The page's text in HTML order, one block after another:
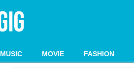
MUSIC MOVIE FASHION